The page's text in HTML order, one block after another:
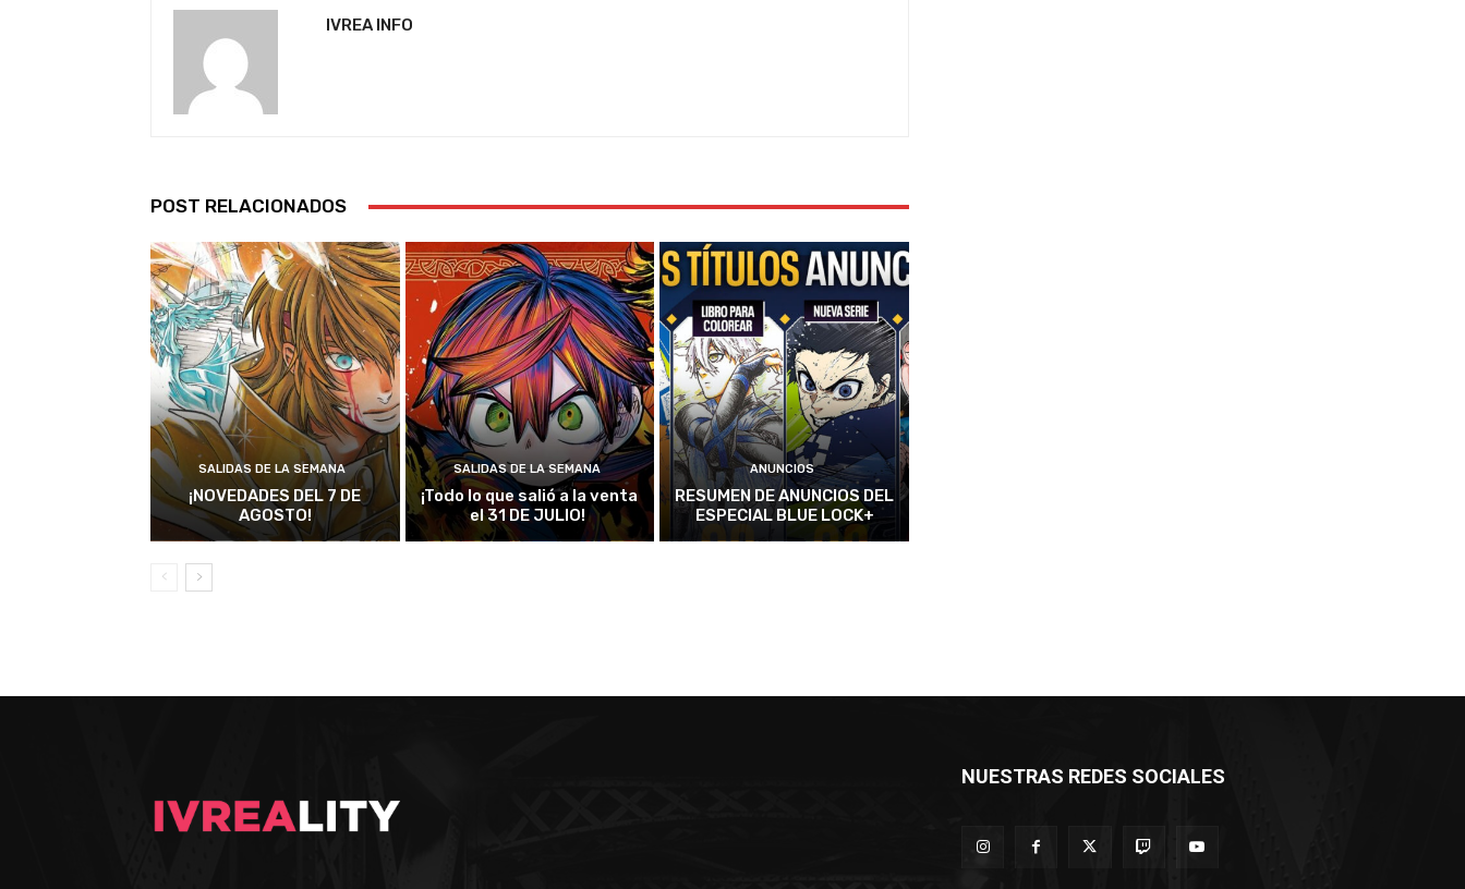
IVREA INFO
POST RELACIONADOS
SALIDAS DE LA SEMANA
¡NOVEDADES DEL 7 DE
AGOSTO!
SALIDAS DE LA SEMANA
¡Todo lo que salió a la venta
el 31 DE JULIO!
ANUNCIOS
RESUMEN DE ANUNCIOS DEL
ESPECIAL BLUE LOCK+
NUESTRAS REDES SOCIALES